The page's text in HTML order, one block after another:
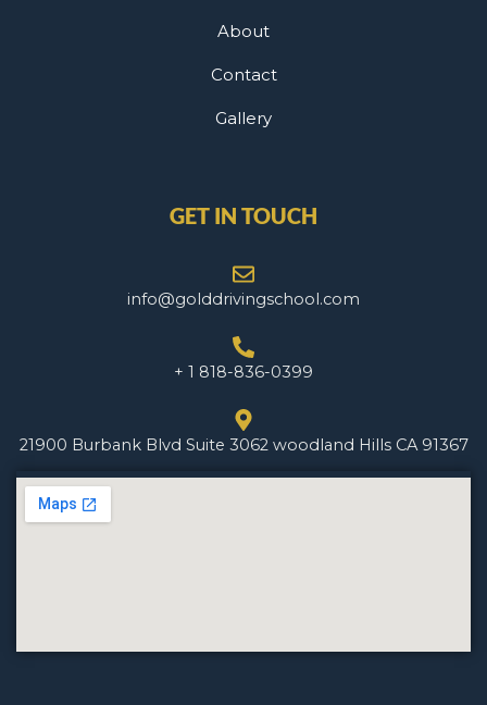
About
Contact
Gallery
GET IN TOUCH
info@golddrivingschool.com
+ 1 818-836-0399
21900 Burbank Blvd Suite 3062 woodland Hills CA 91367